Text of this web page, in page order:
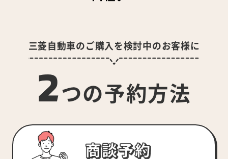
三菱自動車のご購入を検討中のお客様に
2つの予約方法